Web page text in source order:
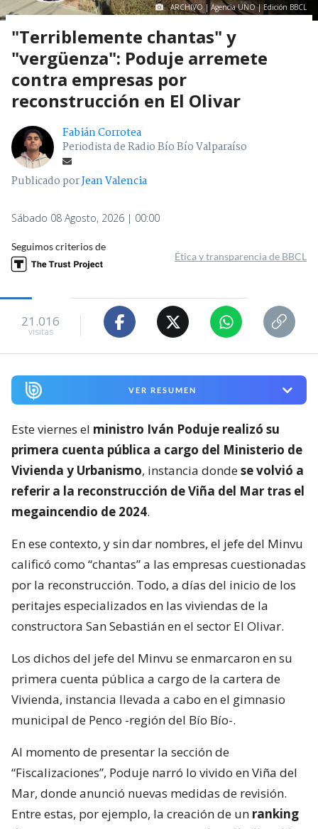
ARCHIVO | Agencia UNO | Edición BBCL
"Terriblemente chantas" y
"vergüenza": Poduje arremete
contra empresas por
reconstrucción en El Olivar
Fabián Corrotea
Periodista de Radio Bío Bío Valparaíso
Publicado porJean Valencia
Sábado 08 Agosto, 2026 | 00:00
Seguimos criterios de
Ética y transparencia de BBCL
21.016
visitas
VER RESUMEN
Este viernes el ministro Iván Poduje realizó su
primera cuenta pública a cargo del Ministerio de
Vivienda y Urbanismo, instancia dondese volvió a
referir a la reconstrucción de Viña del Mar tras el
megaincendio de 2024.
En ese contexto, y sin dar nombres, el jefe del Minvu
calificó como “chantas” a las empresas cuestionadas
por la reconstrucción. Todo, a días del inicio de los
peritajes especializados en las viviendas de la
constructora San Sebastián en el sector El Olivar.
Los dichos del jefe del Minvu se enmarcaron en su
primera cuenta pública a cargo de la cartera de
Vivienda, instancia llevada a cabo en el gimnasio
municipal de Penco -región del Bío Bío-.
Al momento de presentar la sección de
“Fiscalizaciones”, Poduje narró lo vivido en Viña del
Mar, donde anunció nuevas medidas de revisión.
Entre estas, por ejemplo, la creación de un ranking